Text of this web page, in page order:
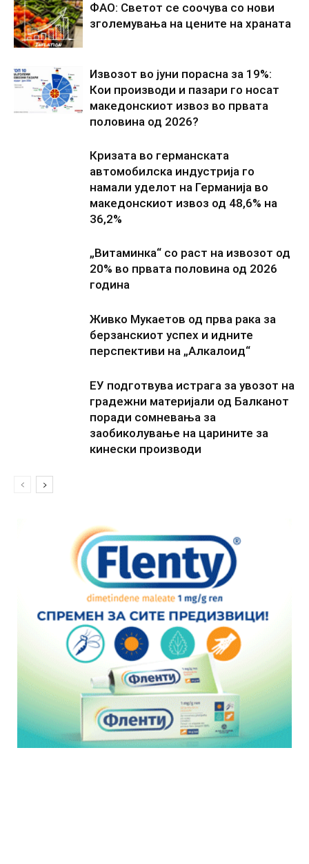
ФАО: Светот се соочува со нови
зголемувања на цените на храната
Извозот во јуни порасна за 19%:
Кои производи и пазари го носат
македонскиот извоз во првата
половина од 2026?
Кризата во германската
автомобилска индустрија го
намали уделот на Германија во
македонскиот извоз од 48,6% на
36,2%
„Витаминка“ со раст на извозот од
20% во првата половина од 2026
година
Живко Мукаетов од прва рака за
берзанскиот успех и идните
перспективи на „Алкалоид“
ЕУ подготвува истрага за увозот на
градежни материјали од Балканот
поради сомневања за
заобиколување на царините за
кинески производи